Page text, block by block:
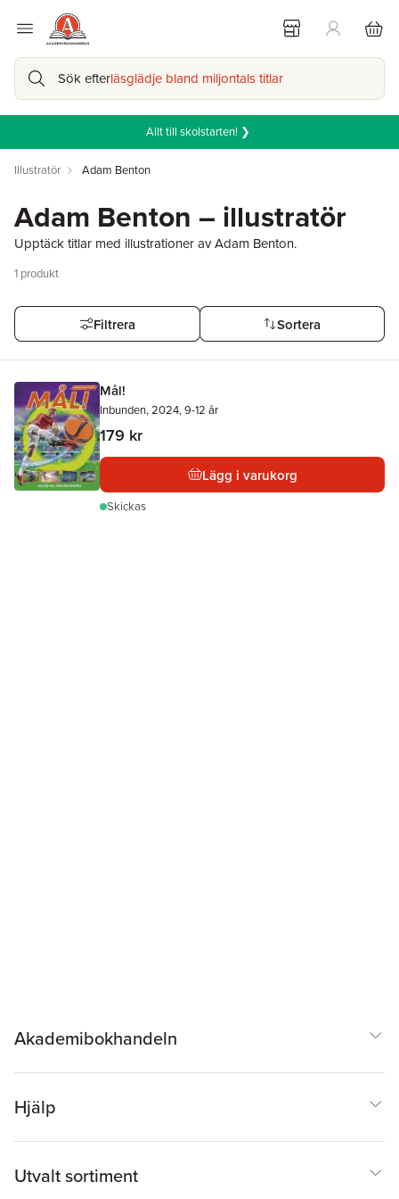
Sök efterläsglädje bland miljontals titlar
Allt till skolstarten! ❯
Illustratör Adam Benton
Adam Benton – illustratör
Upptäck titlar med illustrationer av Adam Benton.
1 produkt
Filtrera Sortera
Mål!
Inbunden, 2024, 9-12 år
179 kr
Lägg i varukorg
Skickas
Akademibokhandeln
Hjälp
Utvalt sortiment